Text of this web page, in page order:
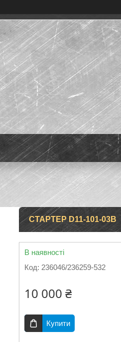
СТАРТЕР D11-101-03B
В наявності
Код: 236046/236259-532
10 000 ₴
Купити